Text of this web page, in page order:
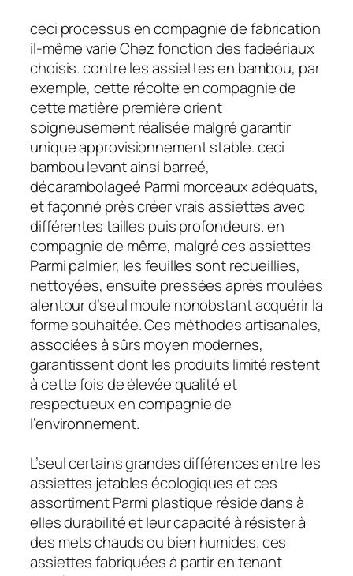
ceci processus en compagnie de fabrication
il-même varie Chez fonction des fadeériaux
choisis. contre les assiettes en bambou, par
exemple, cette récolte en compagnie de
cette matière première orient
soigneusement réalisée malgré garantir
unique approvisionnement stable. ceci
bambou levant ainsi barreé,
décarambolageé Parmi morceaux adéquats,
et façonné près créer vrais assiettes avec
différentes tailles puis profondeurs. en
compagnie de même, malgré ces assiettes
Parmi palmier, les feuilles sont recueillies,
nettoyées, ensuite pressées après moulées
alentour d’seul moule nonobstant acquérir la
forme souhaitée. Ces méthodes artisanales,
associées à sûrs moyen modernes,
garantissent dont les produits limité restent
à cette fois de élevée qualité et
respectueux en compagnie de
l’environnement.
L’seul certains grandes différences entre les
assiettes jetables écologiques et ces
assortiment Parmi plastique réside dans à
elles durabilité et leur capacité à résister à
des mets chauds ou bien humides. ces
assiettes fabriquées à partir en tenant